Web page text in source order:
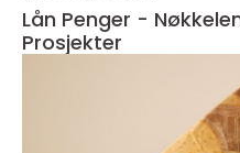
Lån Penger -
Prosjekter